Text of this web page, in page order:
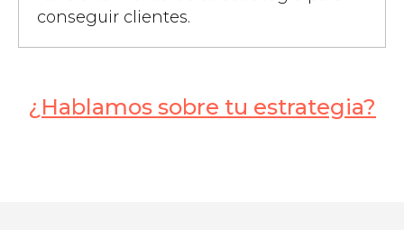
conseguir clientes.
¿Hablamos sobre tu estrategia?